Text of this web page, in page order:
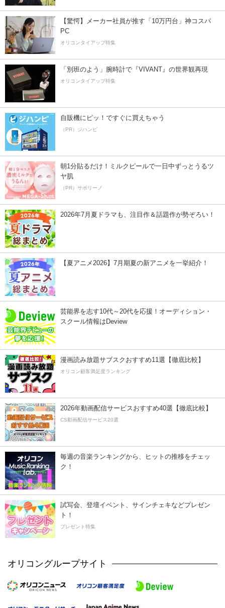
【驚愕】メーカー社員が推す「10万円台」神コスパ
PC
オリコンタイアップ特集
「別班のよう」腕時計で『VIVANT』の世界観再現
オリコンタイアップ特集
自販機にピッ！ですぐに買えちゃう
（PR）ジハンピ
朝1分貼るだけ！ミルクピールで一日中ずっとうるツ
ヤ肌
（PR）サボリーノ
2026年7月夏ドラマも、注目作＆話題作が勢ぞろい！
【夏アニメ2026】7月期夏の新アニメを一挙紹介！
芸能界を志す10代～20代を応援！オーディション・
スクール情報はDeview
漫画読み放題サブスクおすすめ11選【徹底比較】
オリコン顧客満足度ランキング
2026年動画配信サービスおすすめ40選【徹底比較】
CS動画配信サービス20選
毎週の音楽ランキングから、ヒットの推移をチェッ
ク！
試写会、登壇イベント、サインチェキなどプレゼン
ト！
プレゼント特集
オリコングループサイト